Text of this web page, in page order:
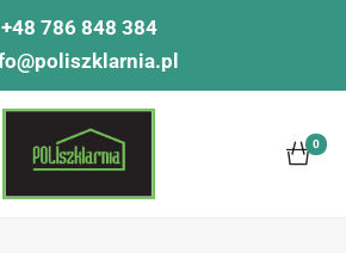
+48 786 848 384
0